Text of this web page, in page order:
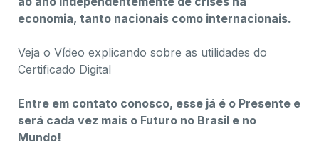
economia, tanto nacionais como internacionais.
Veja o Vídeo explicando sobre as utilidades do
Certificado Digital
Entre em contato conosco, esse já é o Presente e
será cada vez mais o Futuro no Brasil e no
Mundo!